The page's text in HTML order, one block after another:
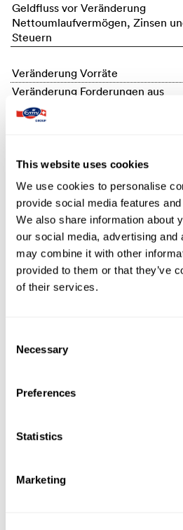
This website uses cookies
We use cookies to personalise
provide social media features
We also share information about
our social media, advertising and
may combine it with other
provided to them or that they’ve
of their services.
Selection
Necessary
Preferences
Statistics
Marketing
Geldfluss vor Veränderung
Nettoumlaufvermögen, Zinsen
Steuern
Veränderung Vorräte
Veränderung Forderungen aus
Lieferungen und Leistungen
Veränderung sonstige Forderungen
Veränderung Verbindlichkeiten aus
Lieferungen und Leistungen
Veränderung sonstige
Verbindlichkeiten und passive
Abgrenzungen
Bezahlte Zinsen
Bezahlte Steuern
Geldfluss aus Betriebstätigkeit
Zuwendungen der öffentlichen
Verkauf von Wertschriften
Anlagen
Gemeinschaftsorganisationen